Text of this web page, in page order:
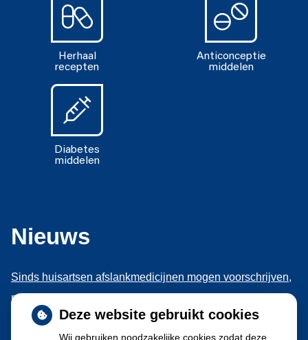
Herhaal
recepten
Anticonceptie
middelen
Diabetes
middelen
Nieuws
Sinds huisartsen afslankmedicijnen mogen voorschrijven,
neemt gebruik toe
Schurft sinds corona geen vergeten ziekte meer: aantal
Deze website gebruikt cookies
Wij gebruiken noodzakelijke cookies zodat deze